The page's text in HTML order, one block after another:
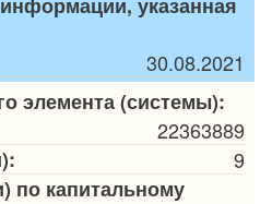
30.08.2021
элемента (системы):
22363889
9
по капитальному